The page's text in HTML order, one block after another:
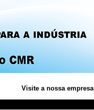
Visite a nossa empresa